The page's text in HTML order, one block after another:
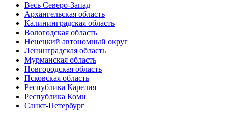
Весь Северо-Запад
Архангельская область
Калининградская область
Вологодская область
Ненецкий автономный округ
Ленинградская область
Мурманская область
Новгородская область
Псковская область
Республика Карелия
Республика Коми
Санкт-Петербург